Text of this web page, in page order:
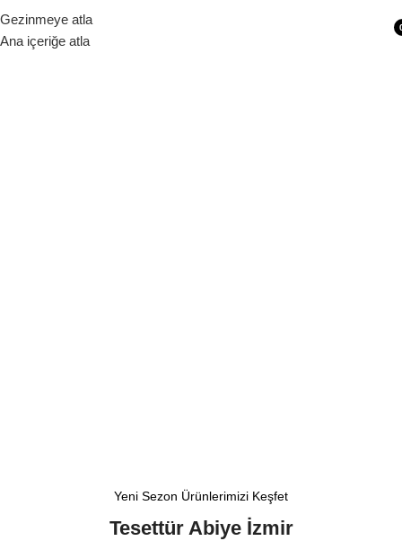
Gezinmeye atla
Ana içeriğe atla
Siparişleriniz 1 - 9 iş günü içerisinde kargoya verilecektir.
Yeni Sezon Ürünlerimizi Keşfet
Tesettür Abiye İzmir